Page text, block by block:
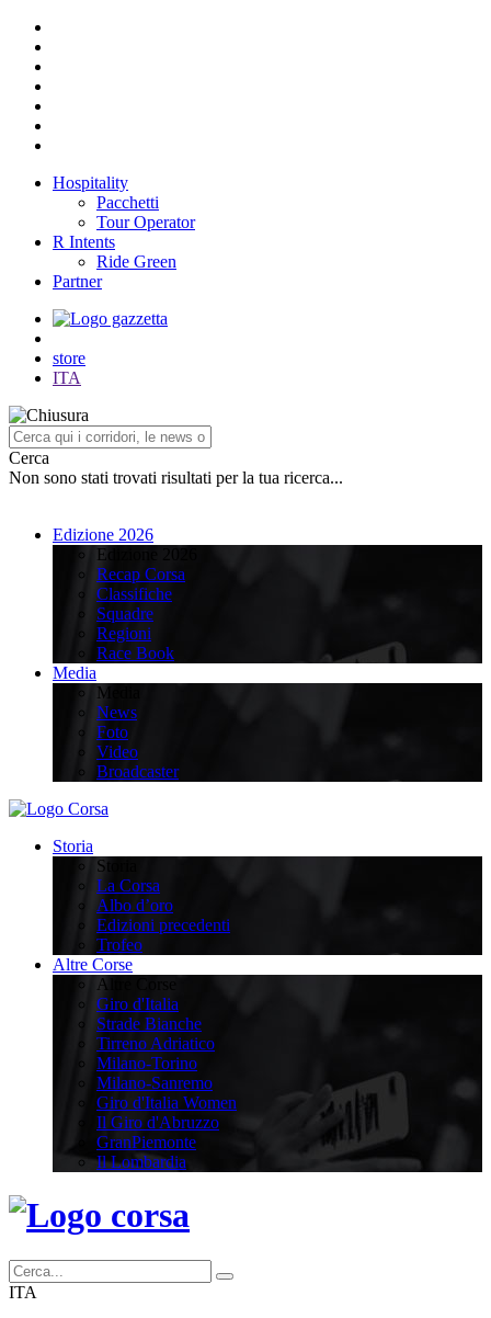
Hospitality
Pacchetti
Tour Operator
R Intents
Ride Green
Partner
store
ITA
Cerca
Non sono stati trovati risultati per la tua ricerca...
Edizione 2026
Edizione 2026
Recap Corsa
Classifiche
Squadre
Regioni
Race Book
Media
Media
News
Foto
Video
Broadcaster
Storia
Storia
La Corsa
Albo d’oro
Edizioni precedenti
Trofeo
Altre Corse
Altre Corse
Giro d'Italia
Strade Bianche
Tirreno Adriatico
Milano-Torino
Milano-Sanremo
Giro d'Italia Women
Il Giro d'Abruzzo
GranPiemonte
Il Lombardia
ITA